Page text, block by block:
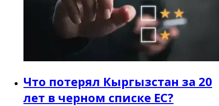
Что потерял Кыргызстан за 20
лет в черном списке ЕС?